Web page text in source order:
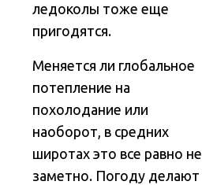
ледоколы тоже еще
пригодятся.
Меняется ли глобальное
потепление на
похолодание или
наоборот, в средних
широтах это все равно не
заметно. Погоду делают